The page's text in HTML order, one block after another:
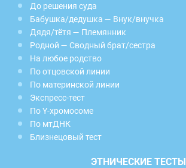
До решения суда
Бабушка/дедушка — Внук/внучка
Дядя/тётя — Племянник
Родной — Сводный брат/сестра
На любое родство
По отцовской линии
По материнской линии
Экспресс-тест
По Y-хромосоме
По мтДНК
Близнецовый тест
ЭТНИЧЕСКИЕ ТЕСТЫ